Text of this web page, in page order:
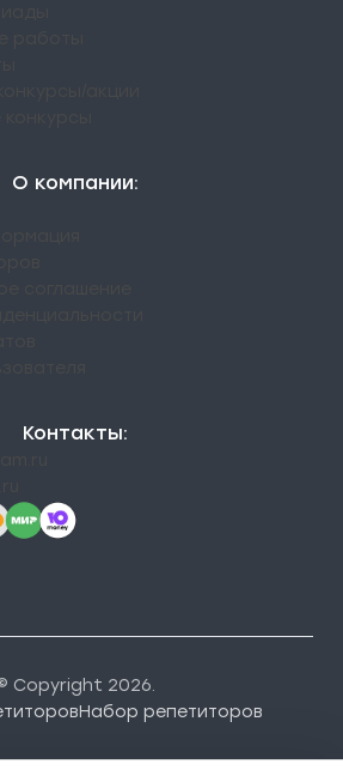
О компании:
Контакты:
Copyright 2026.
Набор репетиторов